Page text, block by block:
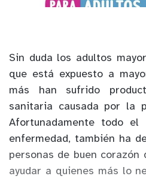
Sin duda los adultos
que está expuesto a
más han sufrido
sanitaria causada por la
Afortunadamente todo
enfermedad, también ha
personas de buen corazón
ayudar a quienes más lo